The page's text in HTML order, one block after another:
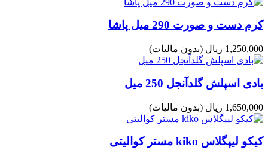
کرم دست و صورت 290 میل پاشا
1,250,000 ریال (بدون مالیات)
بادی اسپلش گلدآنجل 250 میل
1,650,000 ریال (بدون مالیات)
کیکو لیپگلاس kiko مستر کوالیتی